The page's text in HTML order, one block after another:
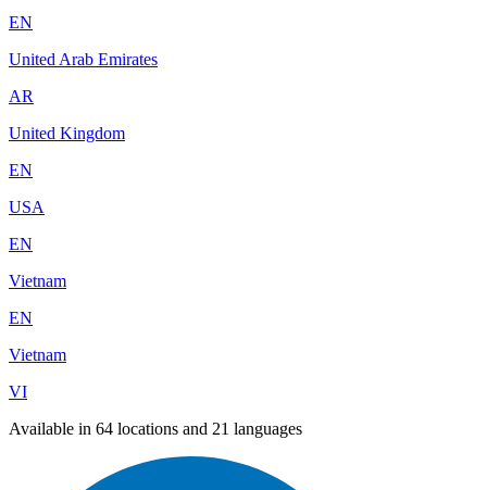
EN
United Arab Emirates
AR
United Kingdom
EN
USA
EN
Vietnam
EN
Vietnam
VI
Available in 64 locations and 21 languages